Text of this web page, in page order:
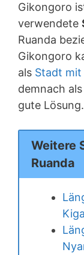
Gikongoro
verwendete
Ruanda
Gikongoro
als Stadt mit
demnach
gute Lösung.
Weitere
Ruanda